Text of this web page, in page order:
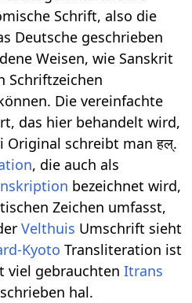
Schrift, also die
Deutsche geschrieben
Weisen, wie Sanskrit
Schriftzeichen
Die vereinfachte
das hier behandelt wird,
Original schreibt man हल्.
, die auch als
bezeichnet wird,
Zeichen umfasst,
Velthuis Umschrift sieht
Kyoto Transliteration ist
viel gebrauchtenItrans
hal.